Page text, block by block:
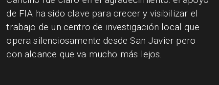
de FIA ha sido clave para crecer y visibilizar el
trabajo de un centro de investigación local que
opera silenciosamente desde San Javier pero
con alcance que va mucho más lejos.